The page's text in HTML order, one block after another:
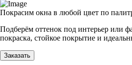
Покрасим окна в любой цвет по
Подберём оттенок под интерьер или
покраска, стойкое покрытие и
Заказать